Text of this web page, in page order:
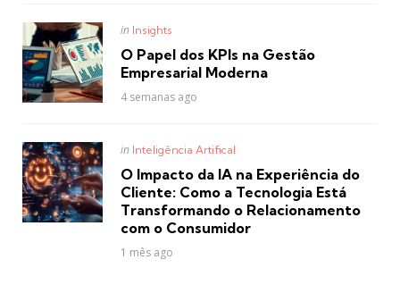
Posted
in Insights
O Papel dos KPIs na Gestão
Empresarial Moderna
4 semanas ago
Posted
in Inteligência Artifical
O Impacto da IA na Experiência do
Cliente: Como a Tecnologia Está
Transformando o Relacionamento
com o Consumidor
1 mês ago